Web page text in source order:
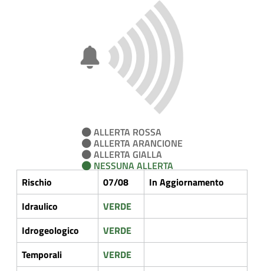
ALLERTA ROSSA
ALLERTA ARANCIONE
ALLERTA GIALLA
NESSUNA ALLERTA
Rischio
07/08
In Aggiornamento
Idraulico
VERDE
Idrogeologico
VERDE
Temporali
VERDE